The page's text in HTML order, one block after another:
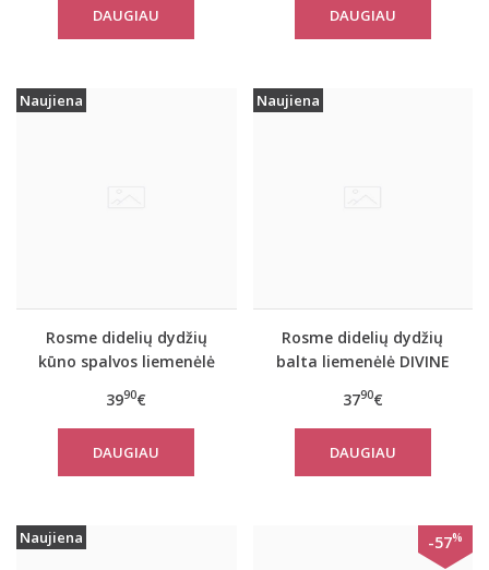
DAUGIAU DAUGIAU
Naujiena
Rosme didelių dydžių
kūno spalvos liemenėlė
3990€
DAUGIAU
Naujiena
Rosme didelių dydžių
balta liemenėlė DIVINE
3790€
DAUGIAU
Naujiena -57%